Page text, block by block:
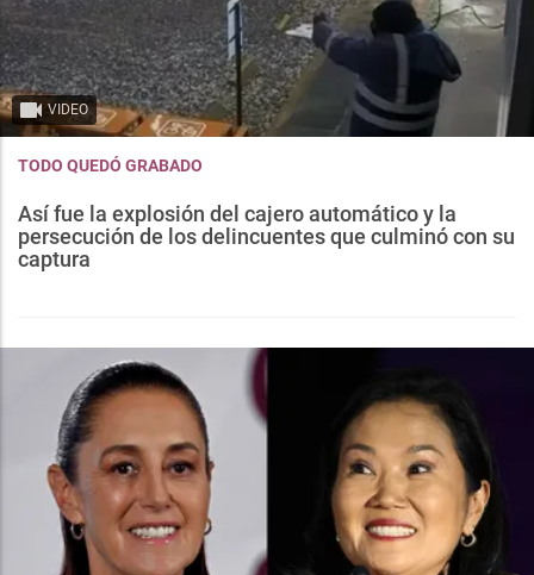
VIDEO
TODO QUEDÓ GRABADO
Así fue la explosión del cajero automático y la
persecución de los delincuentes que culminó con su
captura